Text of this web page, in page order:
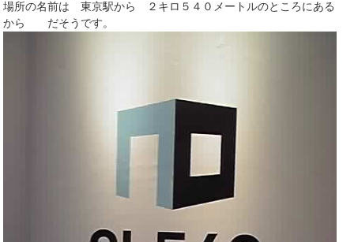
場所の名前は 東京駅から ２キロ５４０メートルのところにある
から だそうです。